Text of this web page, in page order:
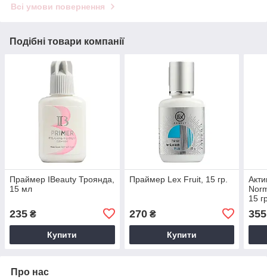
Всі умови повернення
Подібні товари компанії
Праймер IBeauty Троянда,
15 мл
235 ₴
Купити
Праймер Lex Fruit, 15 гр.
270₴
Купити
15
355
Про нас